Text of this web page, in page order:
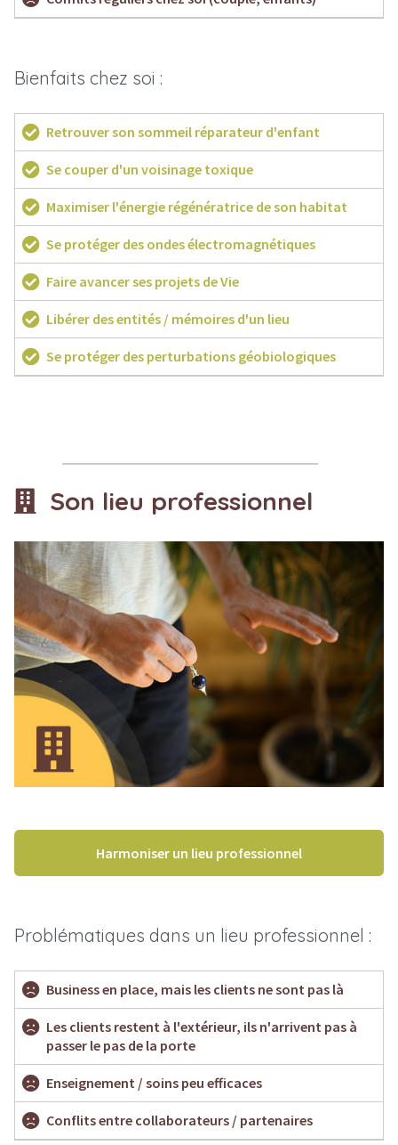
Bienfaits chez soi :
Retrouver son sommeil réparateur d'enfant
Se couper d'un voisinage toxique
Maximiser l'énergie régénératrice de son habitat
Se protéger des ondes électromagnétiques
Faire avancer ses projets de Vie
Libérer des entités / mémoires d'un lieu
Se protéger des perturbations géobiologiques
Son lieu professionnel
Harmoniser un lieu professionnel
Problématiques dans un lieu professionnel :
Business en place, mais les clients ne sont pas là
Les clients restent à l'extérieur, ils n'arrivent pas à
passer le pas de la porte
Enseignement / soins peu efficaces
Conflits entre collaborateurs / partenaires